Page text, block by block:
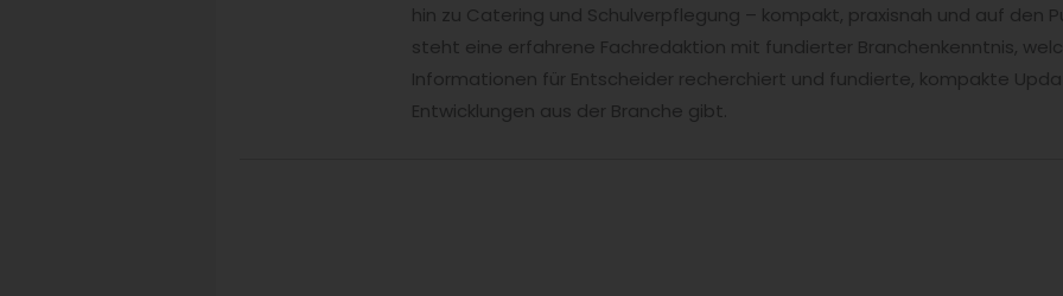
hin zu Catering und Schulverpflegung – kompakt, praxisnah und auf den
steht eine erfahrene Fachredaktion mit fundierter Branchenkenntnis,
Informationen für Entscheider recherchiert und fundierte, kompakte
Entwicklungen aus der Branche gibt.